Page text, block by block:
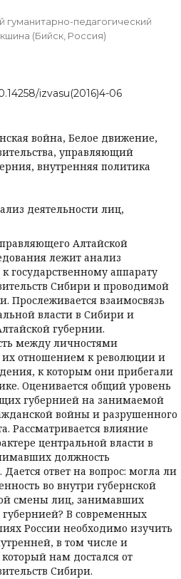
гуманитарно-педагогический
(Бийск, Россия)
izvasu(2016)4-06
война, Белое движение,
управляющий
внутренняя политика
деятельности лиц,
Алтайской
лежит анализ
государственному аппарату
Сибири и проводимой
Прослеживается взаимосвязь
власти в Сибири и
губернии.
между личностями
отношением к революции и
к которым они прибегали
Оценивается общий уровень
губернией на занимаемой
войны и разрушенного
Рассматривается влияние
центральной власти в
должность
ответ на вопрос: могла ли
во внутри губернской
смены лиц, занимавших
В современных
России необходимо изучить
в том числе и
нам достался от
Сибири.